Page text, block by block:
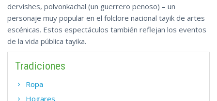
dervishes, polvonkachal (un guerrero penoso) – un
personaje muy popular en el folclore nacional tayik de artes
escénicas. Estos espectáculos también reflejan los eventos
de la vida pública tayika.
Tradiciones
Ropa
Hogares